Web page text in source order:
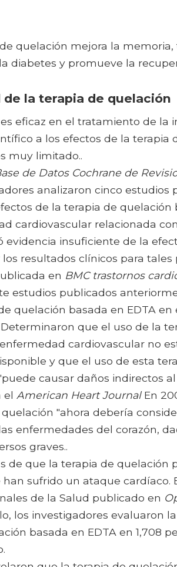
quelación mejora la memoria,
diabetes y promueve la
la terapia de quelación
eficaz en el tratamiento de la
a los efectos de la terapia
muy limitado..
de Datos Cochrane de
analizaron cinco estudios
de la terapia de quelación
cardiovascular relacionada
evidencia insuficiente de la
resultados clínicos para tales
en BMC trastornos
estudios publicados
quelación basada en EDTA
que el uso de la
cardiovascular no
y que el uso de esta
causar daños indirectos al
el American Heart JournalEn
"ahora debería
enfermedades del corazón,
graves..
de que la terapia de quelación
sufrido un ataque cardíaco.
de la Salud publicado en
los investigadores evaluaron
basada en EDTA en 1,708